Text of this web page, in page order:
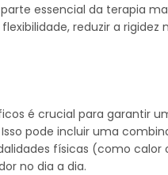
essencial da terapia
reduzir a rigidez
é crucial para garantir
pode incluir uma
físicas (como calor
no dia a dia.